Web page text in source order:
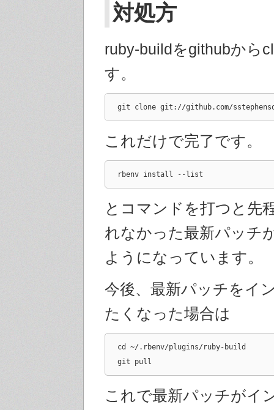
対処方
ruby-buildをgithubから
す。
git clone git://github.com/
これだけで完了です。
rbenv install --list
とコマンドを打つと先
れなかった最新パッチ
ようになっています。
今後、最新パッチをイ
たくなった場合は
cd ~/.rbenv/plugins/ruby-build
git pull
これで最新パッチがイ